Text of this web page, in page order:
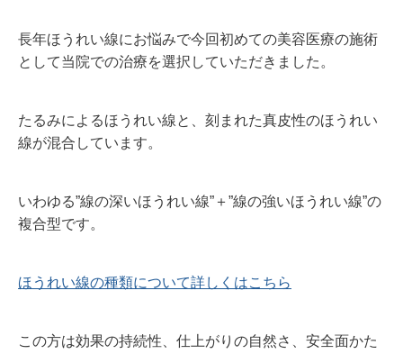
長年ほうれい線にお悩みで今回初めての美容医療の施術
として当院での治療を選択していただきました。
たるみによるほうれい線と、刻まれた真皮性のほうれい
線が混合しています。
いわゆる”線の深いほうれい線”＋”線の強いほうれい線”の
複合型です。
ほうれい線の種類について詳しくはこちら
この方は効果の持続性、仕上がりの自然さ、安全面かた